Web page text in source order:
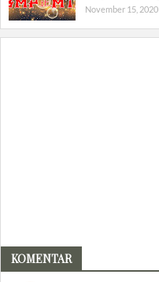
November 15, 2020
KOMENTAR